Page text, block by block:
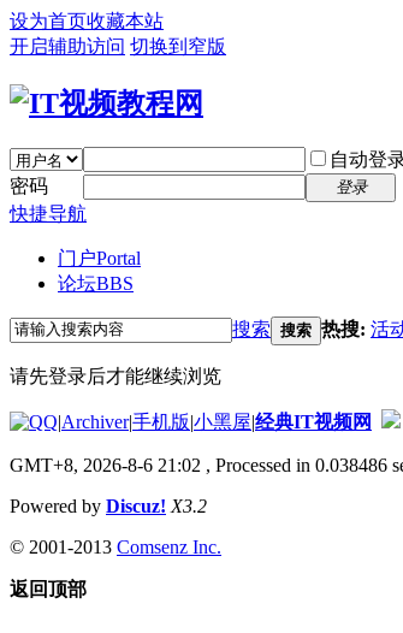
设为首页收藏本站
开启辅助访问 切换到窄版
自动登
密码
登录
快捷导航
门户Portal
论坛BBS
搜索 搜索 热搜: 活
请先登录后才能继续浏览
|Archiver|手机版|小黑屋|经典IT视频网
GMT+8, 2026-8-6 21:02 , Processed in 0.038486
Powered by Discuz! X3.2
© 2001-2013 Comsenz Inc.
返回顶部